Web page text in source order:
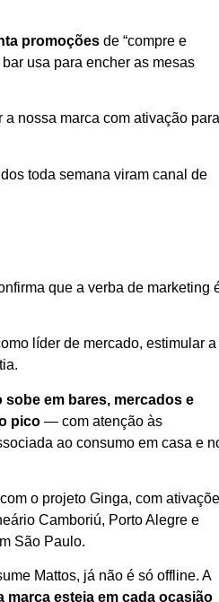
promoções de “compre e
usa para encher as mesas
a nossa marca com ativação
toda semana viram canal de
que a verba de marketing
líder de mercado, estimular a
em bares, mercados e
pico — com atenção às
ao consumo em casa e
o projeto Ginga, com
Camboriú, Porto Alegre e
São Paulo.
Mattos, já não é só offline. A
marca esteja em cada ocasião